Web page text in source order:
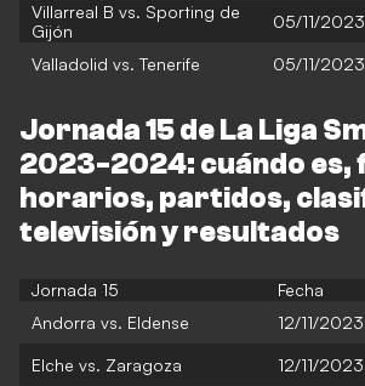
Villarreal B vs. Sporting de
Gijón
05/11/2023
Valladolid vs. Tenerife 05/11/2023
Jornada 15 de La Liga
2023-2024: cuándo es,
horarios, partidos,
televisión y resultados
Jornada 15 Fecha
Andorra vs. Eldense
12/11/2023
Elche vs. Zaragoza 12/11/2023